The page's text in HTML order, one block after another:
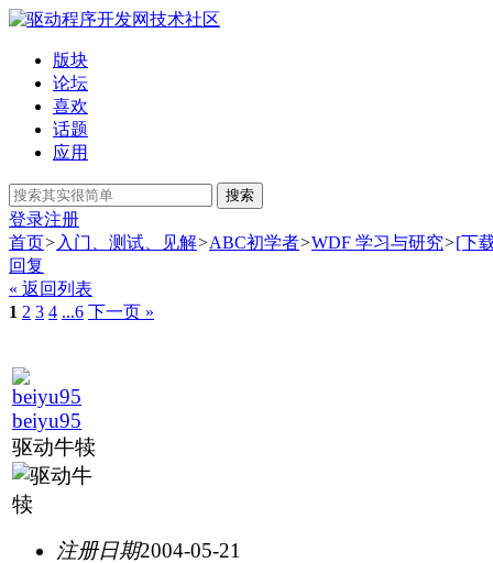
版块
论坛
喜欢
话题
应用
搜索
登录注册
首页> 入门、测试、见解>ABC初学者>WDF 学习与研究>[下
回复
« 返回列表
1 2 3 4 ...6 下一页 »
beiyu95
驱动牛犊
注册日期2004-05-21